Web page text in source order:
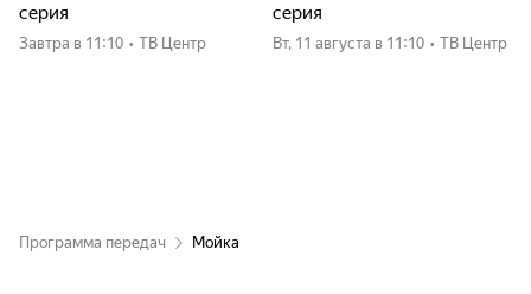
серия
Завтра в 11:10 • ТВ Центр
серия
вт, 11 августа в 11:10 • ТВ Центр
Программа передач Мойка